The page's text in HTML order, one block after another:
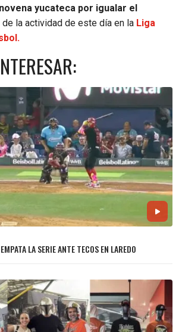
yucateca por igualar el
de la actividad de este día en la Liga
LA SERIE ANTE TECOS EN LAREDO